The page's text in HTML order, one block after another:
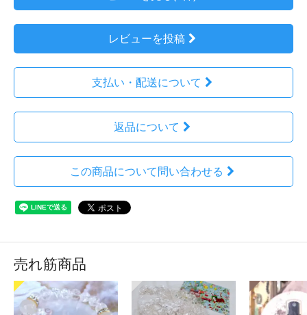
レビューを投稿
支払い・配送について
返品について
この商品について問い合わせる
売れ筋商品